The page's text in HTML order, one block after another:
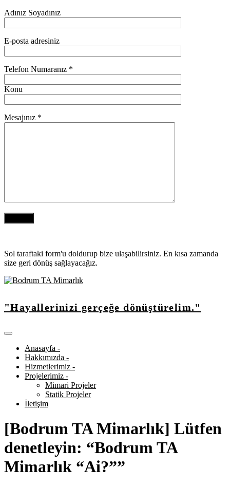
Adınız Soyadınız
E-posta adresiniz
Telefon Numaranız *
Konu
Mesajınız *
Sol taraftaki form'u doldurup bize ulaşabilirsiniz. En kısa zamanda
size geri dönüş sağlayacağız.
"Hayallerinizi gerçeğe dönüştürelim."
Anasayfa -
Hakkımızda -
Hizmetlerimiz -
Projelerimiz -
Mimari Projeler
Statik Projeler
İletişim
[Bodrum TA Mimarlık] Lütfen
denetleyin: “Bodrum TA
Mimarlık “Ai?””